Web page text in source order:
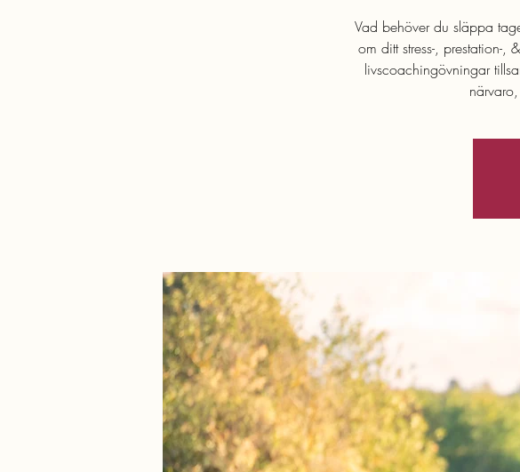
Vad behöver du släppa
om ditt stress-, prestation-,
livscoachingövningar